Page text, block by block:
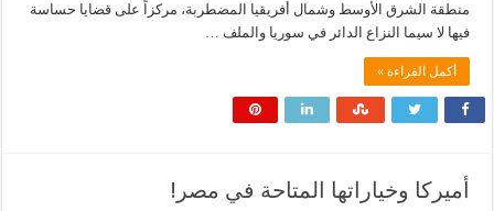
منطقة الشرق الأوسط وشمال أفريقيا المضطربة، مركزاً على قضايا حساسة
فيها لا سيما النزاع الدائر في سوريا والملف …
أكمل القراءة »
أميركا وخياراتها المتاحة في مصر!